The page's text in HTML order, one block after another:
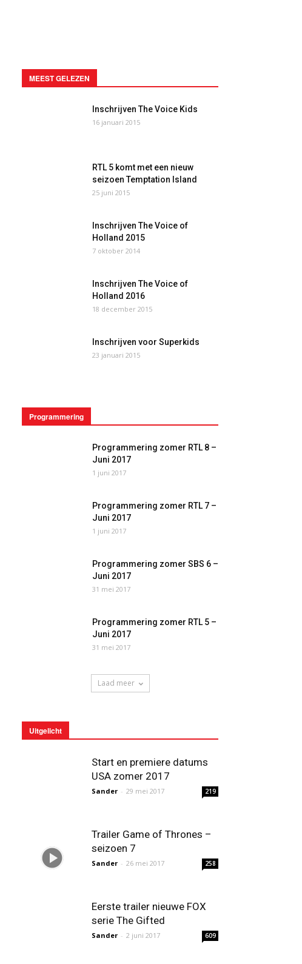
MEEST GELEZEN
Inschrijven The Voice Kids
16 januari 2015
RTL 5 komt met een nieuw
seizoen Temptation Island
25 juni 2015
Inschrijven The Voice of
Holland 2015
7 oktober 2014
Inschrijven The Voice of
Holland 2016
18 december 2015
Inschrijven voor Superkids
23 januari 2015
Programmering
Programmering zomer RTL 8 –
Juni 2017
1 juni 2017
Programmering zomer RTL 7 –
Juni 2017
1 juni 2017
Programmering zomer SBS 6 –
Juni 2017
31 mei 2017
Programmering zomer RTL 5 –
Juni 2017
31 mei 2017
Laad meer
Uitgelicht
Start en premiere datums
USA zomer 2017
Sander - 29 mei 2017 219
Trailer Game of Thrones –
seizoen 7
Sander - 26 mei 2017 258
Eerste trailer nieuwe FOX
serie The Gifted
Sander - 2 juni 2017 609